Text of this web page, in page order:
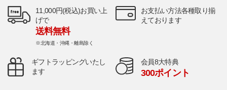
11,000円(税込)お買い上
げで
送料無料
※北海道・沖縄・離島除く
お支払い方法各種取り揃
えております
ギフトラッピングいたし
ます
会員8大特典
300ポイント